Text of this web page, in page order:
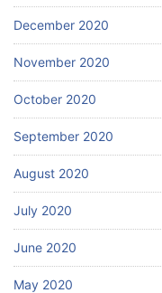
December 2020
November 2020
October 2020
September 2020
August 2020
July 2020
June 2020
May 2020